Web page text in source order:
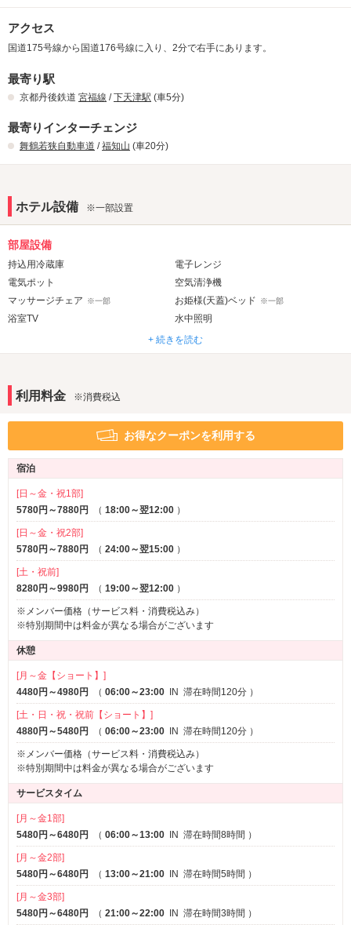
アクセス
国道175号線から国道176号線に入り、2分で右手にあります。
最寄り駅
京都丹後鉄道 宮福線 /下天津駅 (車5分)
最寄りインターチェンジ
舞鶴若狭自動車道 /福知山 (車20分)
ホテル設備 ※一部設置
部屋設備
持込用冷蔵庫
電子レンジ
電気ポット
空気清浄機
マッサージチェア
※一部 お姫様(天蓋)ベッド ※一部
浴室TV
水中照明
ウォシュレット
露天風呂 ※一部
音響・映像・通信
VOD
Wi-Fi
アメニティ
セレクトシャンプー
コスプレ
サービス
+ 続きを読む
利用料金 ※消費税込
お得なクーポンを利用する
宿泊
[日～金・祝1部]
5780円～7880円
（ 18:00～翌12:00 ）
[日～金・祝2部]
5780円～7880円
（ 24:00～翌15:00 ）
[土・祝前]
8280円～9980円
（ 19:00～翌12:00 ）
※メンバー価格（サービス料・消費税込み）
※特別期間中は料金が異なる場合がございます
休憩
[月～金【ショート】]
4480円～4980円
（ 06:00～23:00 IN 滞在時間120分 ）
[土・日・祝・祝前【ショート】]
4880円～5480円
（ 06:00～23:00 IN 滞在時間120分 ）
※メンバー価格（サービス料・消費税込み）
※特別期間中は料金が異なる場合がございます
サービスタイム
[月～金1部]
5480円～6480円
（ 06:00～13:00 IN 滞在時間8時間 ）
[月～金2部]
5480円～6480円
（ 13:00～21:00 IN 滞在時間5時間 ）
[月～金3部]
5480円～6480円
（ 21:00～22:00 IN 滞在時間3時間 ）